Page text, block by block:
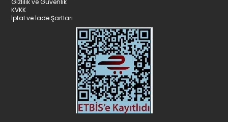
Gizlilik ve Güvenlik
KVKK
İptal ve İade Şartları